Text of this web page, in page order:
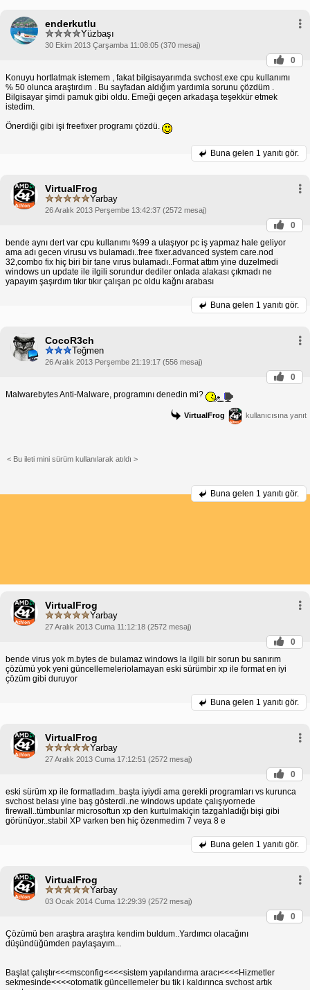
enderkutlu
Yüzbaşı
30 Ekim 2013 Çarşamba 11:08:05 (370 mesaj)
0
Konuyu hortlatmak istemem , fakat bilgisayarımda svchost.exe cpu kullanımı
% 50 olunca araştırdım . Bu sayfadan aldığım yardımla sorunu çözdüm .
Bilgisayar şimdi pamuk gibi oldu. Emeği geçen arkadaşa teşekkür etmek
istedim.
Önerdiği gibi işi freefixer programı çözdü.
Buna gelen 1 yanıtı gör.
VirtualFrog
Yarbay
26 Aralık 2013 Perşembe 13:42:37 (2572 mesaj)
0
bende aynı dert var cpu kullanımı %99 a ulaşıyor pc iş yapmaz hale geliyor
ama adı gecen virusu vs bulamadı..free fixer.advanced system care.nod
32,combo fix hiç biri bir tane vırus bulamadı..Format attım yine duzelmedi
windows un update ile ilgili sorundur dediler onlada alakası çıkmadı ne
yapayım şaşırdım tıkır tıkır çalışan pc oldu kağnı arabası
Buna gelen 1 yanıtı gör.
CocoR3ch
Teğmen
26 Aralık 2013 Perşembe 21:19:17 (556 mesaj)
0
Malwarebytes Anti-Malware, programını denedin mi?
VirtualFrog kullanıcısına yanıt
< Bu ileti mini sürüm kullanılarak atıldı >
Buna gelen 1 yanıtı gör.
VirtualFrog
Yarbay
27 Aralık 2013 Cuma 11:12:18 (2572 mesaj)
0
bende virus yok m.bytes de bulamaz windows la ilgili bir sorun bu sanırım
çözümü yok yeni güncellemeleriolamayan eski sürümbir xp ile format en iyi
çözüm gibi duruyor
Buna gelen 1 yanıtı gör.
VirtualFrog
Yarbay
27 Aralık 2013 Cuma 17:12:51 (2572 mesaj)
0
eski sürüm xp ile formatladım..başta iyiydi ama gerekli programları vs kurunca
svchost belası yine baş gösterdi..ne windows update çalışıyornede
firewall..tümbunlar microsoftun xp den kurtulmakiçin tazgahladığı bişi gibi
görünüyor..stabil XP varken ben hiç özenmedim 7 veya 8 e
Buna gelen 1 yanıtı gör.
VirtualFrog
Yarbay
03 Ocak 2014 Cuma 12:29:39 (2572 mesaj)
0
Çözümü ben araştıra araştıra kendim buldum..Yardımcı olacağını
düşündüğümden paylaşayım...
Başlat çalıştır<<<msconfig<<<<sistem yapılandırma aracı<<<<Hizmetler
sekmesinde<<<<otomatik güncellemeler bu tik i kaldırınca svchost artık